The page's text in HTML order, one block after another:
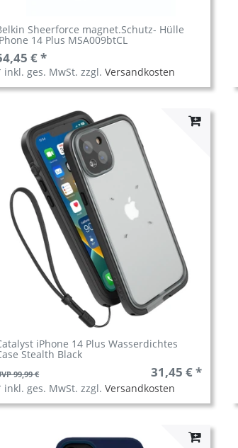
Sheerforce magnet.Schutz- Hülle
14 Plus MSA009btCL
€ *
inkl. ges. MwSt. zzgl.Versandkosten
iPhone 14 Plus Wasserdichtes
Stealth Black
99,99 € 31,45 € *
inkl. ges. MwSt. zzgl.Versandkosten